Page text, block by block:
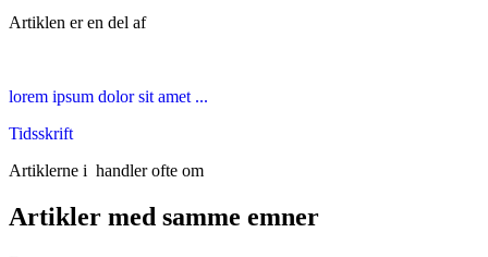
Artiklen er en del af
lorem ipsum dolor sit amet ...
Tidsskrift
Artiklerne i handler ofte om
Artikler med samme emner